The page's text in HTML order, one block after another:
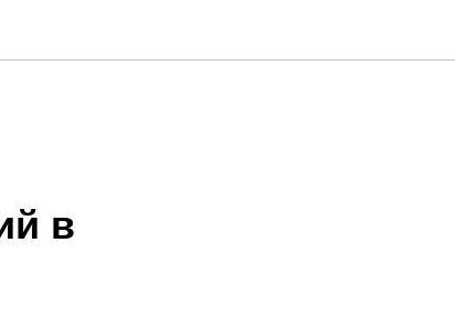
в